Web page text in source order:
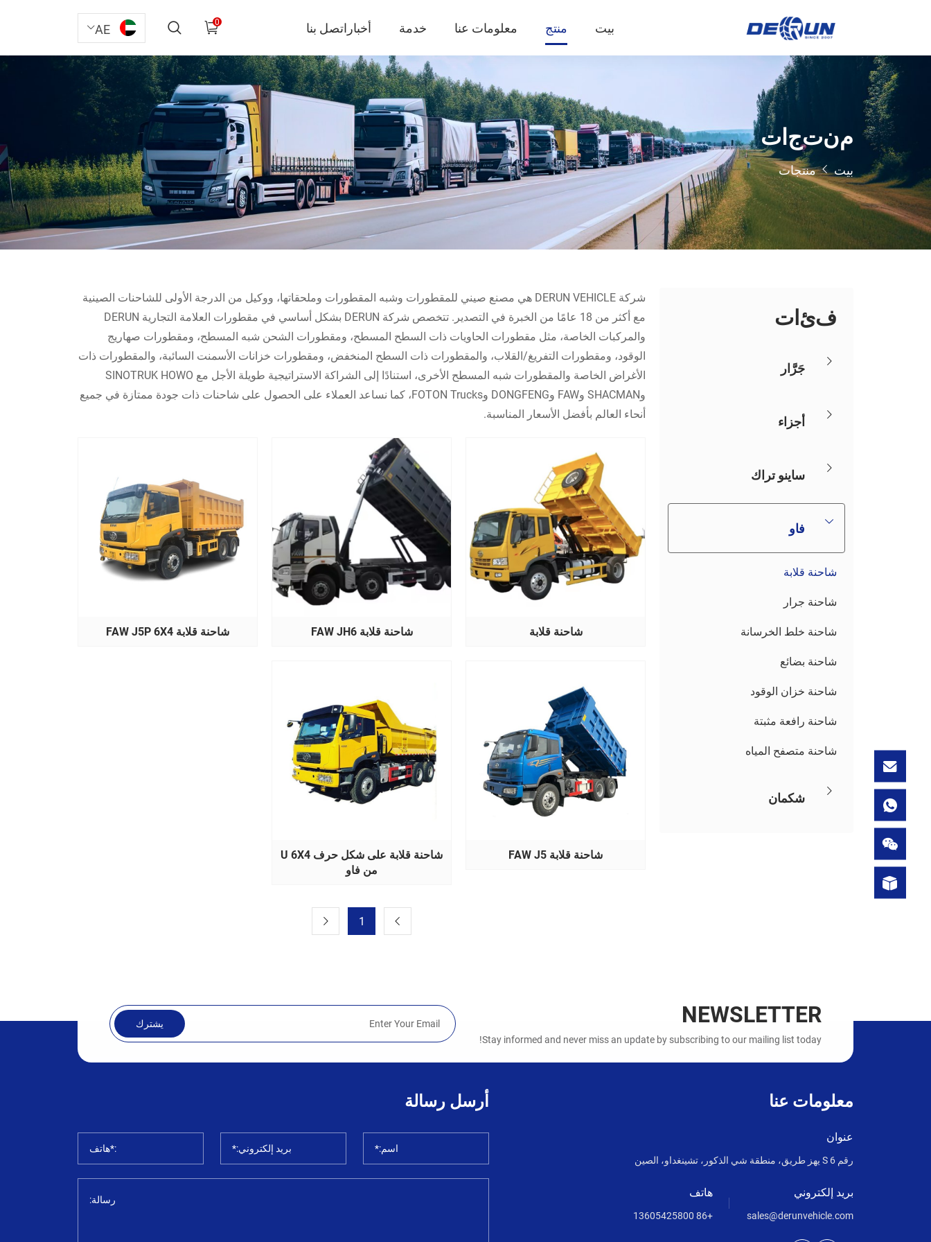
بيت منتج معلومات عنا خدمة أخبار اتصل بنا 0
AE
منتجات
بيت منتجات
فئات
جَرَّار
أجزاء
ساينو تراك
فاو
شاحنة قلابة
شاحنة جرار
شاحنة خلط الخرسانة
شاحنة بضائع
شاحنة خزان الوقود
شاحنة رافعة مثبتة
شاحنة متصفح المياه
شكمان
شركة DERUN VEHICLE هي مصنع صيني للمقطورات وشبه المقطورات وملحقاتها، ووكيل من الدرجة الأولى للشاحنات الصينية
مع أكثر من 18 عامًا من الخبرة في التصدير. تتخصص شركة DERUN بشكل أساسي في مقطورات العلامة التجارية DERUN
والمركبات الخاصة، مثل مقطورات الحاويات ذات السطح المسطح، ومقطورات الشحن شبه المسطح، ومقطورات صهاريج
الوقود، ومقطورات التفريغ/القلاب، والمقطورات ذات السطح المنخفض، ومقطورات خزانات الأسمنت السائبة، والمقطورات ذات
الأغراض الخاصة والمقطورات شبه المسطح الأخرى، استنادًا إلى الشراكة الاستراتيجية طويلة الأجل مع SINOTRUK HOWO
وSHACMAN وFAW وDONGFENG وFOTON Trucks، كما نساعد العملاء على الحصول على شاحنات ذات جودة ممتازة في جميع
أنحاء العالم بأفضل الأسعار المناسبة.
شاحنة قلابة شاحنة قلابة FAW JH6 شاحنة قلابة FAW J5P 6X4
شاحنة قلابة FAW J5
شاحنة قلابة على شكل حرف U 6X4
من فاو
1
NEWSLETTER
Stay informed and never miss an update by subscribing to our mailing list today!
يشترك
معلومات عنا
عنوان
رقم 6 S يهز طريق، منطقة شي الذكور، تشينغداو، الصين
هاتف
+86 13605425800
بريد إلكتروني
sales@derunvehicle.com
أرسل رسالة
اسم:* بريد إلكتروني:* :*هاتف
رسالة: